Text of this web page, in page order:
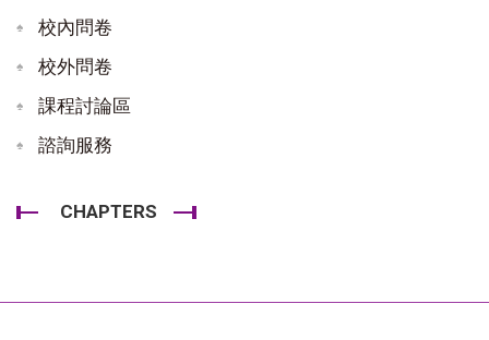
校內問卷
校外問卷
課程討論區
諮詢服務
CHAPTERS